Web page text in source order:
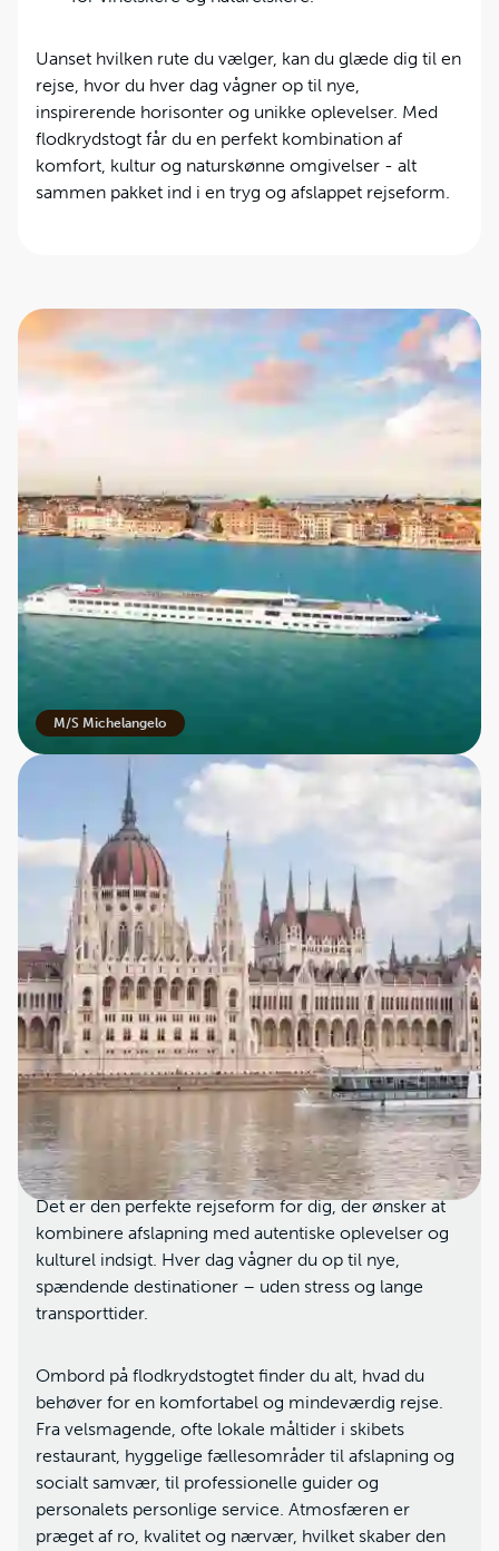
Uanset hvilken rute du vælger, kan du glæde dig til en
rejse, hvor du hver dag vågner op til nye,
inspirerende horisonter og unikke oplevelser. Med
flodkrydstogt får du en perfekt kombination af
komfort, kultur og naturskønne omgivelser - alt
sammen pakket ind i en tryg og afslappet rejseform.
Hvad er et flodkrydstogt?
Et flodkrydstogt adskiller sig markant fra de klassiske
havkrydstogter ved at foregå på Europas indre
vandveje – smukke floder som Rhinen, Donau,
Douro og Rhône. I stedet for store oceanskibe sejler
du på mindre, mere intime skibe, der kan navigere
helt tæt på byernes centrum og kulturelle
seværdigheder. Det betyder, at du får en unik
mulighed for at opleve byernes charme og historie
på nært hold, ofte blot få skridt fra kajen.
Flodkrydstogtet byder på en rolig og stabil sejlads
uden bølger, og tempoet er behageligt og afslappet.
Det er den perfekte rejseform for dig, der ønsker at
kombinere afslapning med autentiske oplevelser og
kulturel indsigt. Hver dag vågner du op til nye,
spændende destinationer – uden stress og lange
transporttider.
Ombord på flodkrydstogtet finder du alt, hvad du
behøver for en komfortabel og mindeværdig rejse.
Fra velsmagende, ofte lokale måltider i skibets
restaurant, hyggelige fællesområder til afslapning og
socialt samvær, til professionelle guider og
personalets personlige service. Atmosfæren er
præget af ro, kvalitet og nærvær, hvilket skaber den
M/S Michelangelo